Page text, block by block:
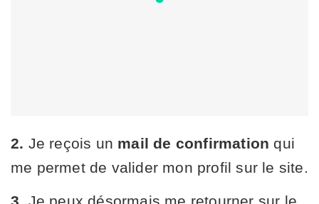
2. Je reçois un mail de confirmation qui
me permet de valider mon profil sur le site.
3. Je peux désormais me retourner sur le